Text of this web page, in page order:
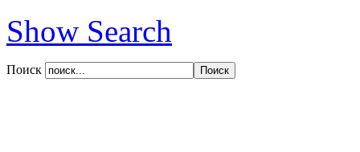
Show Search
Поиск